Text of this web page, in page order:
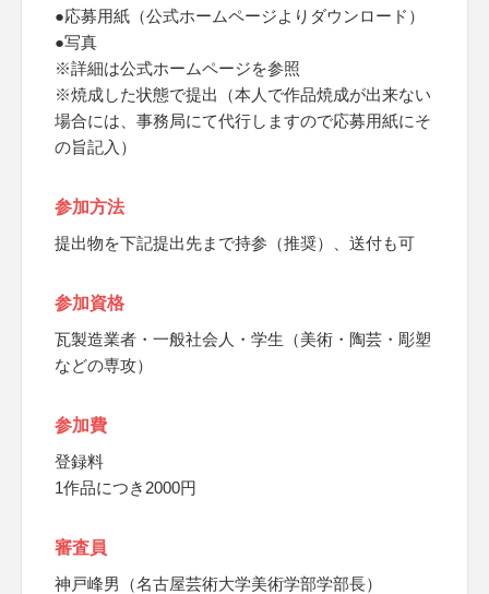
●応募用紙（公式ホームページよりダウンロード）
●写真
※詳細は公式ホームページを参照
※焼成した状態で提出（本人で作品焼成が出来ない
場合には、事務局にて代行しますので応募用紙にそ
の旨記入）
参加方法
提出物を下記提出先まで持参（推奨）、送付も可
参加資格
瓦製造業者・一般社会人・学生（美術・陶芸・彫塑
などの専攻）
参加費
登録料
1作品につき2000円
審査員
神戸峰男（名古屋芸術大学美術学部学部長）